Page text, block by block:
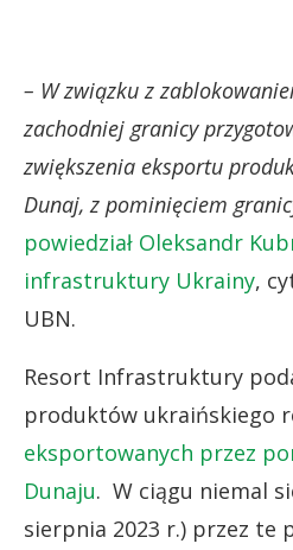
– W związku z
zachodniej granicy
zwiększenia eksportu
Dunaj, z pominięciem
powiedział Oleksandr
infrastruktury Ukrainy,
UBN.
Resort Infrastruktury
produktów ukraińskiego
eksportowanych przez
Dunaju. W ciągu niemal
sierpnia 2023 r.) przez te